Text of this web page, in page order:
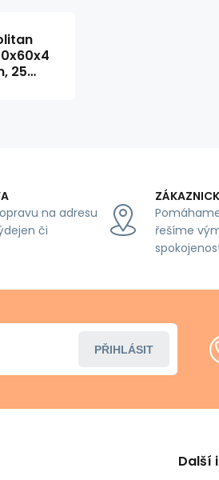
25
na adresu
či
řešíme
PŘIHLÁSIT
Další